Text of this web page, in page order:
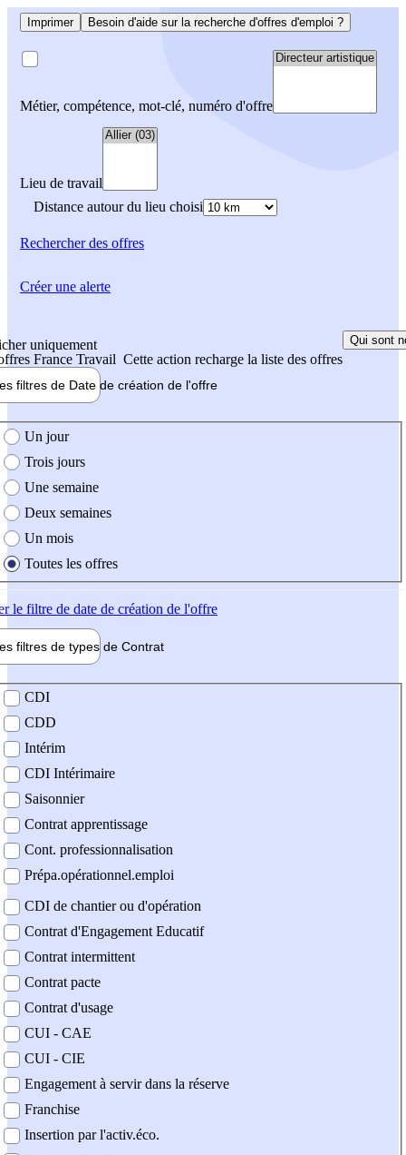
Imprimer Besoin d'aide sur la recherche d'offres d'emploi ?
Métier, compétence, mot-clé, numéro d'offre
Lieu de travail
Distance autour du lieu choisi
Rechercherdes offres
uniquement
France Travail Cette action recharge la liste des offres
Qui sont
filtres de Date de création de l'offre
création de l'offre
Un jour
Trois jours
Une semaine
Deux semaines
Un mois
Toutes les offres
le filtre de date de création de l'offre
filtres de types de Contrat
contrat
CDI
CDD
Intérim
CDI Intérimaire
Saisonnier
Contrat apprentissage
Cont. professionnalisation
Prépa.opérationnel.emploi
CDI de chantier ou d'opération
Contrat d'Engagement Educatif
Contrat intermittent
Contrat pacte
Contrat d'usage
CUI - CAE
CUI - CIE
Engagement à servir dans la réserve
Franchise
Insertion par l'activ.éco.
Créer une alerte